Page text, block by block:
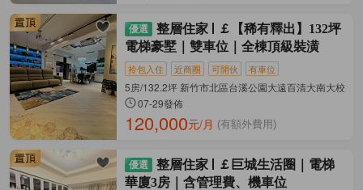
整層住家
￡【稀有釋出】132坪
電梯豪墅｜雙車位｜全棟頂級裝潢
拎包入住 近商圈 可開伙 有車位
5房/132.2坪 新竹市北區台溪公園大遠百清大南大校區
07-29發佈
120,000元/月 (有額外費用)
整層住家
￡巨城生活圈｜電梯
華廈3房｜含管理費、機車位